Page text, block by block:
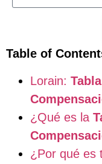
Table of
Lorain:
¿Qué es la
¿Por qué es